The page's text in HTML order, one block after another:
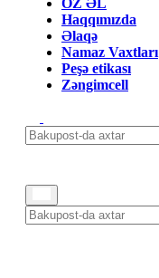
ÖZ ƏL
Haqqımızda
Əlaqə
Namaz Vaxtları
Peşə etikası
Zəngimcell